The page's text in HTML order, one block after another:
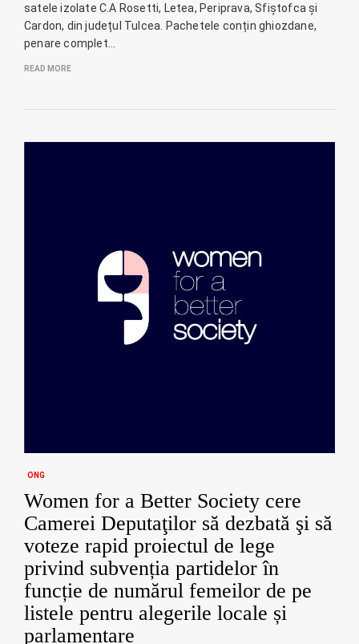
satele izolate C.A Rosetti, Letea, Periprava, Sfiștofca și
Cardon, din județul Tulcea. Pachetele conțin ghiozdane,
penare complet…
READ MORE
ONG
Women for a Better Society cere
Camerei Deputaţilor să dezbată şi să
voteze rapid proiectul de lege
privind subvenția partidelor în
funcție de numărul femeilor de pe
listele pentru alegerile locale și
parlamentare